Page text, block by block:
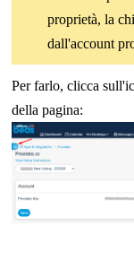
proprietà, la
dall'account
Per farlo, clicca
della pagina: